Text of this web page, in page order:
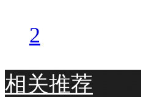
2
相关推荐